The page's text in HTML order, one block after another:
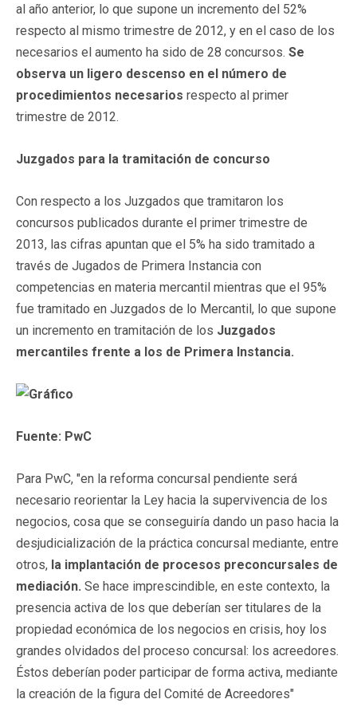
al año anterior, lo que supone un incremento del 52%
respecto al mismo trimestre de 2012, y en el caso de los
necesarios el aumento ha sido de 28 concursos. Se
observa un ligero descenso en el número de
procedimientos necesarios respecto al primer
trimestre de 2012.
Juzgados para la tramitación de concurso
Con respecto a los Juzgados que tramitaron los
concursos publicados durante el primer trimestre de
2013, las cifras apuntan que el 5% ha sido tramitado a
través de Jugados de Primera Instancia con
competencias en materia mercantil mientras que el 95%
fue tramitado en Juzgados de lo Mercantil, lo que supone
un incremento en tramitación de los Juzgados
mercantiles frente a los de Primera Instancia.
Fuente: PwC
Para PwC, "en la reforma concursal pendiente será
necesario reorientar la Ley hacia la supervivencia de los
negocios, cosa que se conseguiría dando un paso hacia la
desjudicialización de la práctica concursal mediante, entre
otros, la implantación de procesos preconcursales de
mediación. Se hace imprescindible, en este contexto, la
presencia activa de los que deberían ser titulares de la
propiedad económica de los negocios en crisis, hoy los
grandes olvidados del proceso concursal: los acreedores.
Éstos deberían poder participar de forma activa, mediante
la creación de la figura del Comité de Acreedores"